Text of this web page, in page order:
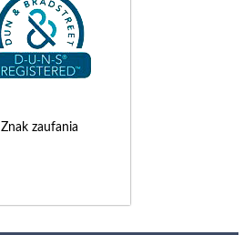
Znak zaufania